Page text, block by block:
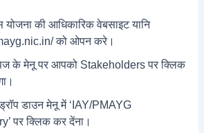
योजना की आधिकारिक वेबसाइट यानि
को ओपन करे।
के मेनू पर आपको Stakeholders पर क्लिक
डाउन मेनू में ‘IAY/PMAYG
पर क्लिक कर देंना।